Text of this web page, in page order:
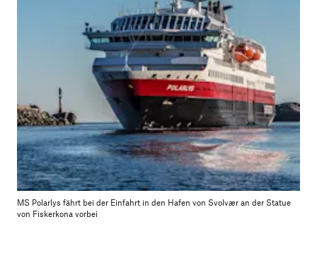
MS Polarlys fährt bei der Einfahrt in den Hafen von Svolvær an der Statue
von Fiskerkona vorbei